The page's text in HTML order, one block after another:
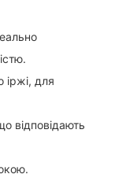
іржі, для
відповідають